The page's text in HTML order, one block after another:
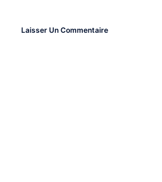
Laisser Un Commentaire